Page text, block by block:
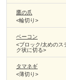
鷹の爪
<輪切り>
ベーコン
<ブロック/太めのス
ク状に切る>
タマネギ
<薄切り>